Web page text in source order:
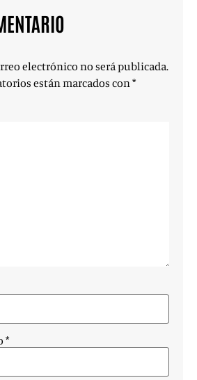
electrónico no será publicada.
están marcados con*
*